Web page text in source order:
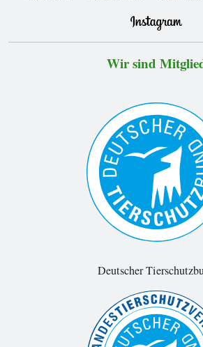
Wir sind
Deutscher